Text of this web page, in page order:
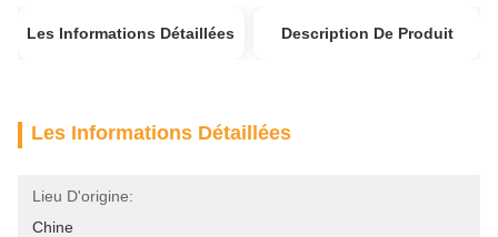
Les Informations Détaillées Description De Produit
Les Informations Détaillées
Lieu D'origine:
Chine